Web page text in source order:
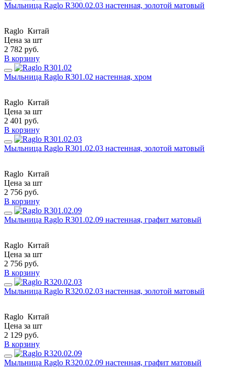
Мыльница Raglo R300.02.03 настенная, золотой матовый
Raglo Китай
Цена за шт
2 782 руб.
В корзину
Мыльница Raglo R301.02 настенная, хром
Raglo Китай
Цена за шт
2 401 руб.
В корзину
Мыльница Raglo R301.02.03 настенная, золотой матовый
Raglo Китай
Цена за шт
2 756 руб.
В корзину
Мыльница Raglo R301.02.09 настенная, графит матовый
Raglo Китай
Цена за шт
2 756 руб.
В корзину
Мыльница Raglo R320.02.03 настенная, золотой матовый
Raglo Китай
Цена за шт
2 129 руб.
В корзину
Мыльница Raglo R320.02.09 настенная, графит матовый